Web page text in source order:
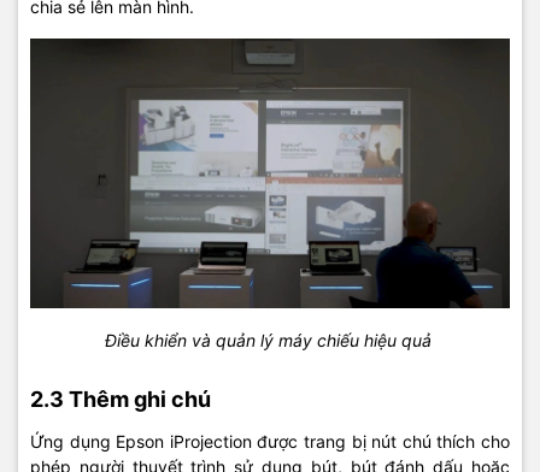
chia sẻ lên màn hình.
Điều khiển và quản lý máy chiếu hiệu quả
2.3 Thêm ghi chú
Ứng dụng Epson iProjection được trang bị nút chú thích cho
phép người thuyết trình sử dụng bút, bút đánh dấu hoặc